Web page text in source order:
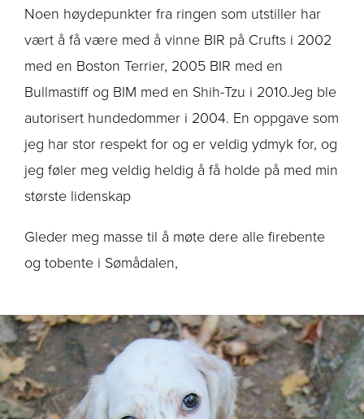
Noen høydepunkter fra ringen som utstiller har
vært å få være med å vinne BIR på Crufts i 2002
med en Boston Terrier, 2005 BIR med en
Bullmastiff og BIM med en Shih-Tzu i 2010.Jeg ble
autorisert hundedommer i 2004. En oppgave som
jeg har stor respekt for og er veldig ydmyk for, og
jeg føler meg veldig heldig å få holde på med min
største lidenskap
Gleder meg masse til å møte dere alle firebente
og tobente i Sømådalen,